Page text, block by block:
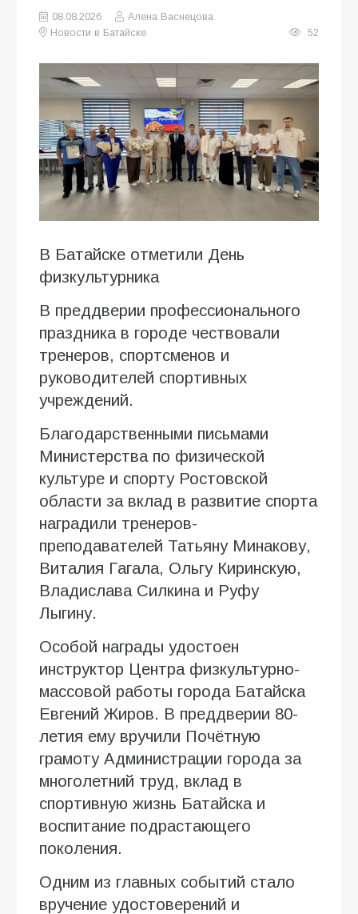
08.08.2026
Алена Васнецова
Новости в Батайске
52
В Батайске отметили День
физкультурника
В преддверии профессионального
праздника в городе чествовали
тренеров, спортсменов и
руководителей спортивных
учреждений.
Благодарственными письмами
Министерства по физической
культуре и спорту Ростовской
области за вклад в развитие спорта
наградили тренеров-
преподавателей Татьяну Минакову,
Виталия Гагала, Ольгу Киринскую,
Владислава Силкина и Руфу
Лыгину.
Особой награды удостоен
инструктор Центра физкультурно-
массовой работы города Батайска
Евгений Жиров. В преддверии 80-
летия ему вручили Почётную
грамоту Администрации города за
многолетний труд, вклад в
спортивную жизнь Батайска и
воспитание подрастающего
поколения.
Одним из главных событий стало
вручение удостоверений и